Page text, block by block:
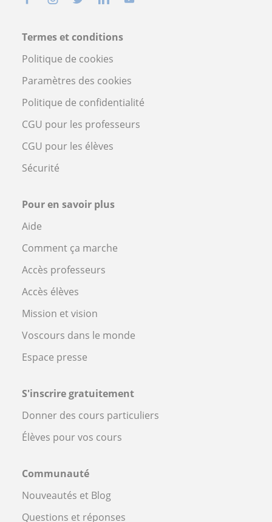
Termes et conditions
Politique de cookies
Paramètres des cookies
Politique de confidentialité
CGU pour les professeurs
CGU pour les élèves
Sécurité
Pour en savoir plus
Aide
Comment ça marche
Accès professeurs
Accès élèves
Mission et vision
Voscours dans le monde
Espace presse
S'inscrire gratuitement
Donner des cours particuliers
Élèves pour vos cours
Communauté
Nouveautés et Blog
Questions et réponses